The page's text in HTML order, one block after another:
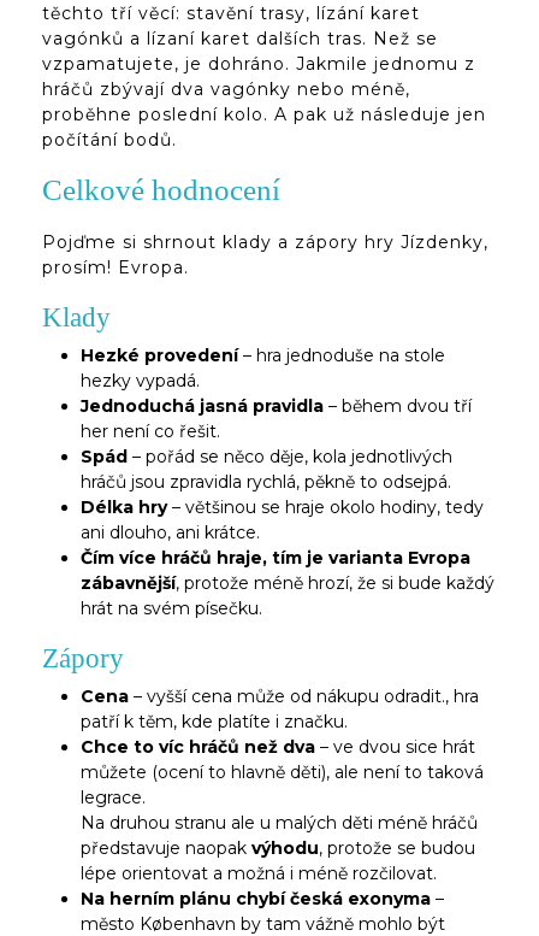
těchto tří věcí: stavění trasy, lízání karet
vagónků a lízaní karet dalších tras. Než se
vzpamatujete, je dohráno. Jakmile jednomu z
hráčů zbývají dva vagónky nebo méně,
proběhne poslední kolo. A pak už následuje jen
počítání bodů.
Celkové hodnocení
Pojďme si shrnout klady a zápory hry Jízdenky,
prosím! Evropa.
Klady
Hezké provedení– hra jednoduše na stole
hezky vypadá.
Jednoduchá jasná pravidla – během dvou tří
her není co řešit.
Spád – pořád se něco děje, kola jednotlivých
hráčů jsou zpravidla rychlá, pěkně to odsejpá.
Délka hry– většinou se hraje okolo hodiny, tedy
ani dlouho, ani krátce.
Čím více hráčů hraje, tím je varianta Evropa
zábavnější, protože méně hrozí, že si bude každý
hrát na svém písečku.
Zápory
Cena – vyšší cena může od nákupu odradit., hra
patří k těm, kde platíte i značku.
Chce to víc hráčů než dva – ve dvou sice hrát
můžete (ocení to hlavně děti), ale není to taková
legrace.
Na druhou stranu ale u malých děti méně hráčů
představuje naopak výhodu, protože se budou
lépe orientovat a možná i méně rozčilovat.
Na herním plánu chybí česká exonyma –
město København by tam vážně mohlo být